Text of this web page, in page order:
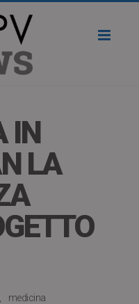
IN
LA
medicina